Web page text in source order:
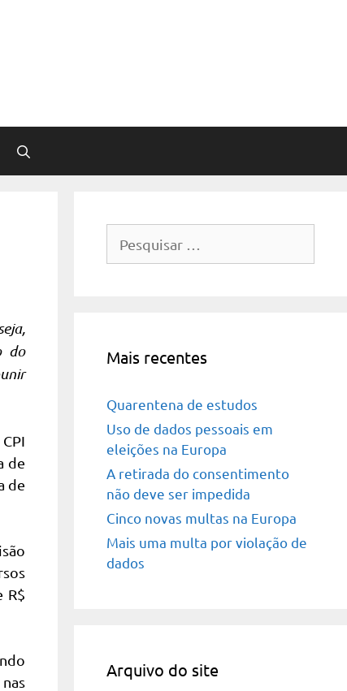
do
de
de
R$
por:
Mais recentes
Quarentena de estudos
Uso de dados pessoais em
eleições na Europa
A retirada do consentimento
não deve ser impedida
Cinco novas multas na Europa
Mais uma multa por violação de
dados
Arquivo do site